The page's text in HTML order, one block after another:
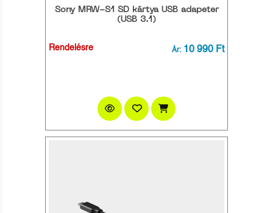
Sony MRW-S1 SD kártya USB adapeter
(USB 3.1)
Rendelésre Ár: 10 990 Ft